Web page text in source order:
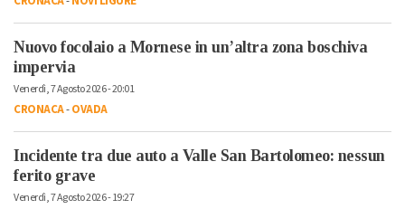
Nuovo focolaio a Mornese in un’altra zona boschiva
impervia
Venerdì, 7 Agosto 2026 - 20:01
CRONACA-OVADA
Incidente tra due auto a Valle San Bartolomeo: nessun
ferito grave
Venerdì, 7 Agosto 2026 - 19:27